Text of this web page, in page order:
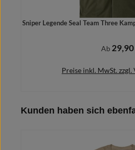
Sniper Legende Seal Team Three
Regulärer
Ab
Preise inkl. MwSt. zzgl.
Produktgalerie überspringen
Kunden haben sich